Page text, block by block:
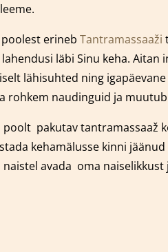
erineb Tantramassaaži
läbi Sinu keha.
lähisuhted ning
rohkem naudinguid ja
poolt pakutav tantramassaaž
kehamälusse kinni
naistel avada oma naiselikkust